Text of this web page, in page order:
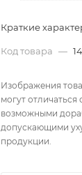
Краткие
Код товара —
Изображения
могут отличаться
возможными
допускающими
продукции.